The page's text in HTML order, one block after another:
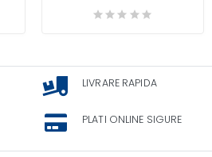
LIVRARE RAPIDA
PLATI ONLINE SIGURE